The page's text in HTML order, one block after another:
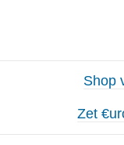
Shop
Zet